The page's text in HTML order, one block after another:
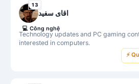
13
اقای سفید
Technology updates and PC gaming
interested in computers.
💻 Công nghệ
⚡